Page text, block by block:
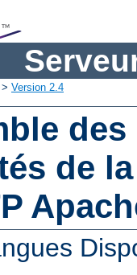
> Version 2.4
de